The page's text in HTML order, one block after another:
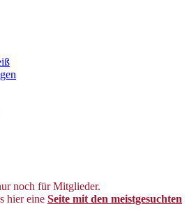
noch für Mitglieder.
hier eine Seite mit den meistgesuchten